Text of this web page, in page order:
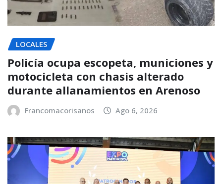
LOCALES
Policía ocupa escopeta, municiones y
motocicleta con chasis alterado
durante allanamientos en Arenoso
Francomacorisanos Ago 6, 2026